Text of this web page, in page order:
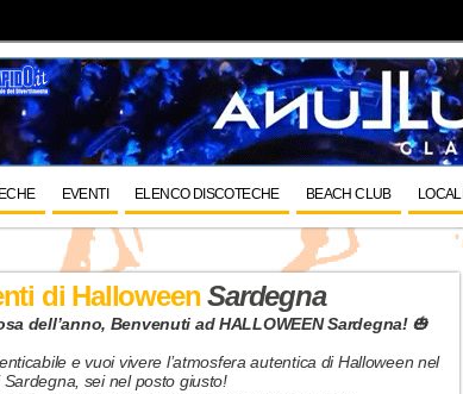
EVENTI ELENCO DISCOTECHE BEACH CLUB LOCALI
di HalloweenSardegna
dell’anno, Benvenuti ad HALLOWEEN Sardegna!🎃
e vuoi vivere l’atmosfera autentica di Halloween nel
sei nel posto giusto!